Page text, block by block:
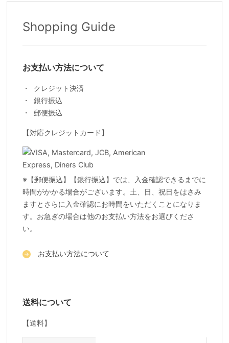
Shopping Guide
お支払い方法について
クレジット決済
銀行振込
郵便振込
【対応クレジットカード】
※【郵便振込】【銀行振込】では、入金確認できるまでに
時間がかかる場合がございます。土、日、祝日をはさみ
ますとさらに入金確認にお時間をいただくことになりま
す。お急ぎの場合は他のお支払い方法をお選びくださ
い。
お支払い方法について
送料について
【送料】